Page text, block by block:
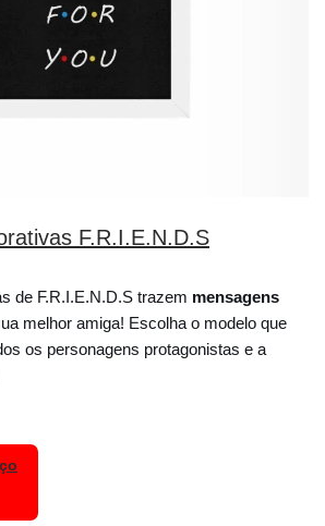
F.R.I.E.N.D.S
de F.R.I.E.N.D.S trazem mensagens
melhor amiga! Escolha o modelo que
os personagens protagonistas e a